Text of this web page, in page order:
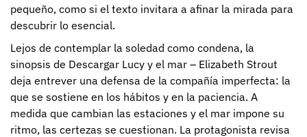
pequeño, como si el texto invitara a afinar la mirada para
descubrir lo esencial.
Lejos de contemplar la soledad como condena, la
sinopsis de Descargar Lucy y el mar – Elizabeth Strout
deja entrever una defensa de la compañía imperfecta: la
que se sostiene en los hábitos y en la paciencia. A
medida que cambian las estaciones y el mar impone su
ritmo, las certezas se cuestionan. La protagonista revisa